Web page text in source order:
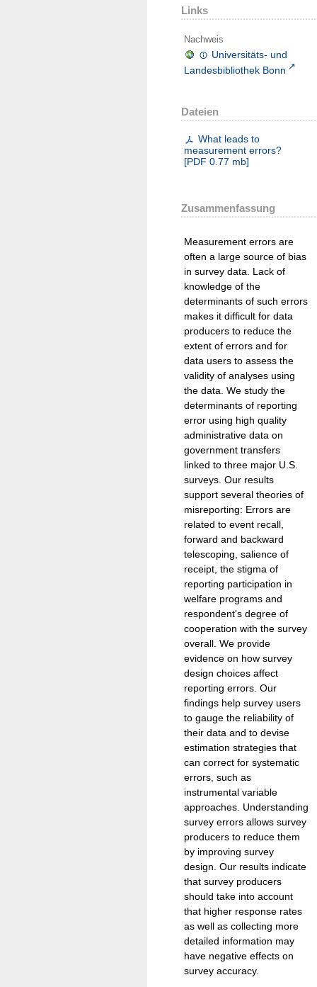
Links
Nachweis
Universitäts- und
Landesbibliothek Bonn
Dateien
What leads to
measurement errors?
[PDF 0.77 mb]
Zusammenfassung
Measurement errors are
often a large source of bias
in survey data. Lack of
knowledge of the
determinants of such errors
makes it difficult for data
producers to reduce the
extent of errors and for
data users to assess the
validity of analyses using
the data. We study the
determinants of reporting
error using high quality
administrative data on
government transfers
linked to three major U.S.
surveys. Our results
support several theories of
misreporting: Errors are
related to event recall,
forward and backward
telescoping, salience of
receipt, the stigma of
reporting participation in
welfare programs and
respondent's degree of
cooperation with the survey
overall. We provide
evidence on how survey
design choices affect
reporting errors. Our
findings help survey users
to gauge the reliability of
their data and to devise
estimation strategies that
can correct for systematic
errors, such as
instrumental variable
approaches. Understanding
survey errors allows survey
producers to reduce them
by improving survey
design. Our results indicate
that survey producers
should take into account
that higher response rates
as well as collecting more
detailed information may
have negative effects on
survey accuracy.